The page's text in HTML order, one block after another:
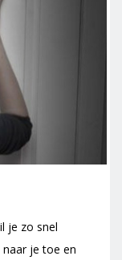
je zo snel
je toe en